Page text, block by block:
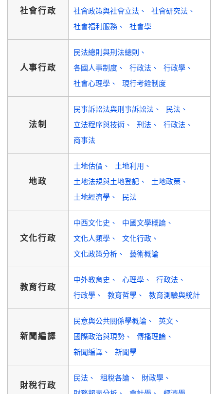
社會行政
社會政策與社會立法
社會研究法
社會福利服務
社會學
人事行政
民法總則與刑法總則
各國人事制度
行政法
行政學
社會心理學
現行考銓制度
法制
民事訴訟法與刑事訴訟法
民法
立法程序與技術
刑法
行政法
商事法
地政
土地估價
土地利用
土地法規與土地登記
土地政策
土地經濟學
民法
文化行政
中西文化史
中國文學概論
文化人類學
文化行政
文化政策分析
藝術概論
教育行政
中外教育史 心理學
行政法
行政學
教育哲學 教育測驗與統計
新聞編譯
民意與公共關係學概論
英文
國際政治與現勢
傳播理論
新聞編譯
新聞學
財稅行政
民法 租稅各論
財政學